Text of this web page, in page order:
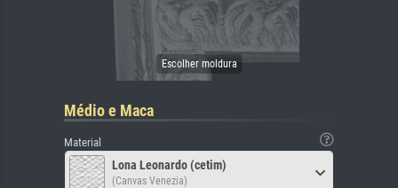
Médio e Maca
Material
Lona Leonardo (cetim)
(Canvas Venezia)